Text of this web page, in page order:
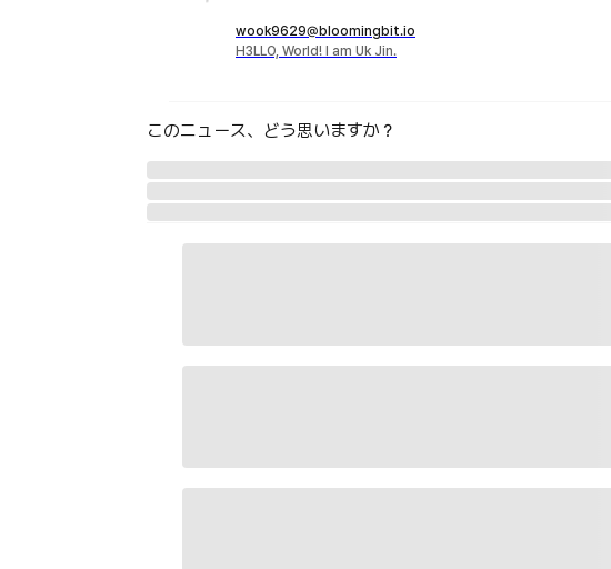
wook9629@bloomingbit.io
H3LLO, World! I am Uk Jin.
このニュース、どう思いますか？